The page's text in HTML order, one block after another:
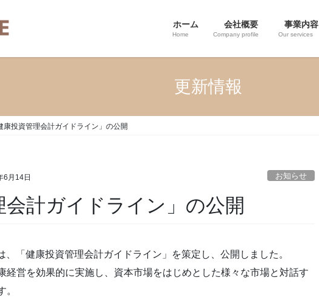
ホーム
Home
会社概要
Company profile
事業内容
Our services
更新情報
康投資管理会計ガイドライン」の公開
6月14日 お知らせ
会計ガイドライン」の公開
「健康投資管理会計ガイドライン」を策定し、公開しました。
経営を効果的に実施し、資本市場をはじめとした様々な市場と対話す
。